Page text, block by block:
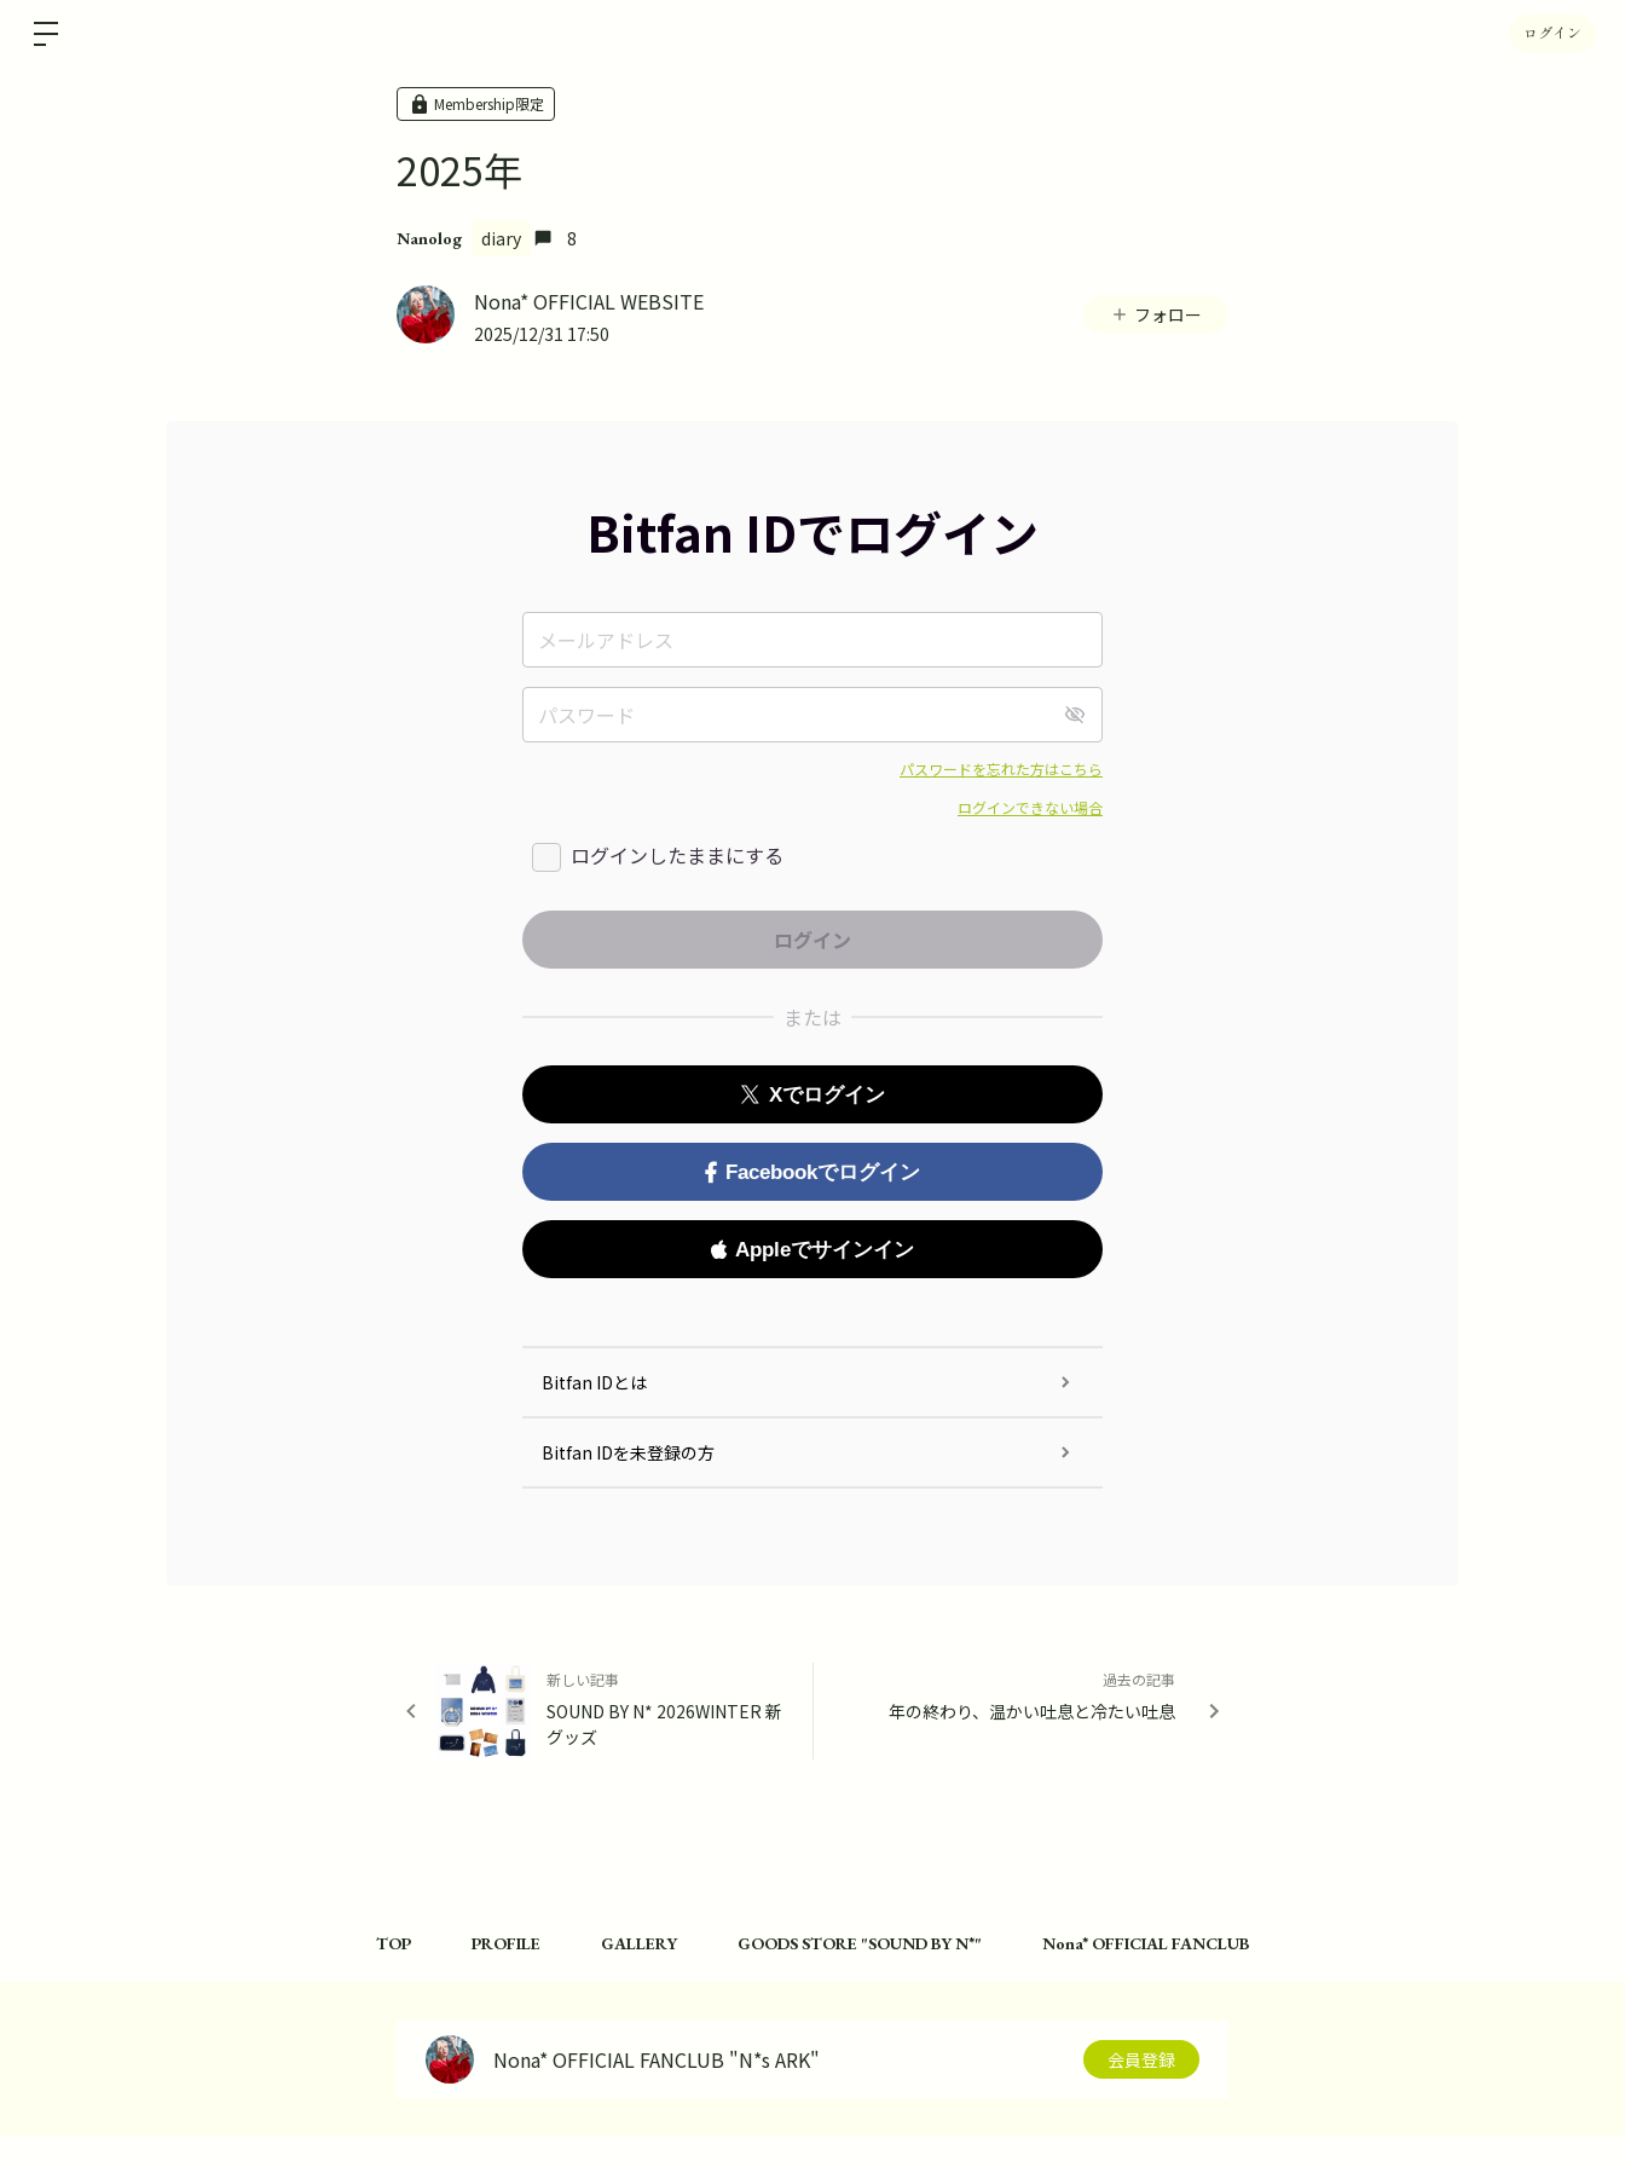
ログイン
Membership限定
2025年
Nanolog diary 8
Nona* OFFICIAL WEBSITE
2025/12/31 17:50
フォロー
Bitfan IDでログイン
パスワードを忘れた方はこちら
ログインできない場合
ログインしたままにする
または
Xでログイン
Facebookでログイン
Appleでサインイン
Bitfan IDとは
Bitfan IDを未登録の方
新しい記事
SOUND BY N* 2026WINTER 新
グッズ
過去の記事
年の終わり、温かい吐息と冷たい吐息
TOP PROFILE GALLERY GOODS STORE "SOUND BY N*" Nona* OFFICIAL FANCLUB
Nona* OFFICIAL FANCLUB "N*s ARK" 会員登録